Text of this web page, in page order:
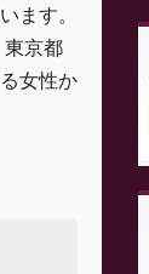
ます。
東京都
女性か